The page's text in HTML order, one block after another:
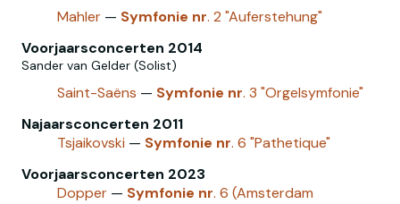
Mahler — Symfonie nr. 2 "Auferstehung"
Voorjaarsconcerten 2014
Sander van Gelder (Solist)
Saint-Saëns — Symfonie nr. 3 "Orgelsymfonie"
Najaarsconcerten 2011
Tsjaikovski — Symfonie nr. 6 "Pathetique"
Voorjaarsconcerten 2023
Dopper — Symfonie nr. 6 (Amsterdam